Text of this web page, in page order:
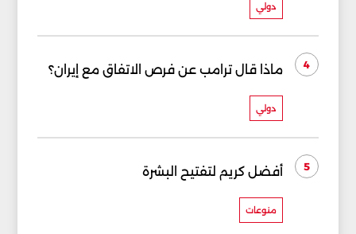
دولي
4 ماذا قال ترامب عن فرص الاتفاق مع إيران؟
دولي
5 أفضل كريم لتفتيح البشرة
منوعات